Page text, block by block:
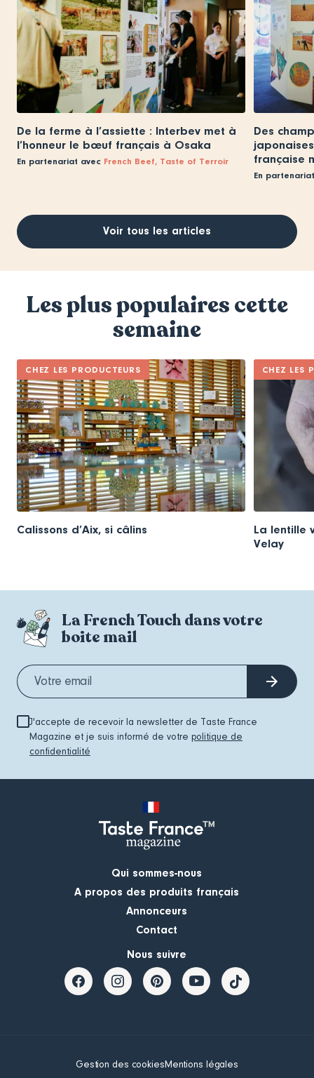
De la ferme à l’assiette : Interbev met à
l’honneur le bœuf français à Osaka
En partenariat avec French Beef, Taste of Terroir
Des
française
En
Voir tous les articles
Les plus populaires cette
semaine
CHEZ LES PRODUCTEURS
Calissons d’Aix, si câlins
CHEZ LES
La lentille
Velay
La French Touch dans votre
boite mail
J'accepte de recevoir la newsletter de Taste France
Magazine et je suis informé de votre politique de
confidentialité
Qui sommes-nous
A propos des produits français
Annonceurs
Contact
Nous suivre
Gestion des cookiesMentions légales